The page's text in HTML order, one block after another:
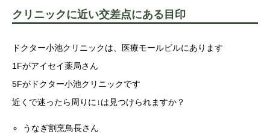
クリニックに近い交差点にある目印
ドクター小池クリニックは、医療モールビルにあります
1Fがアイセイ薬局さん
5Fがドクター小池クリニックです
近くで迷ったら周りに↓は見つけられますか？
うなぎ割烹鳥長さん